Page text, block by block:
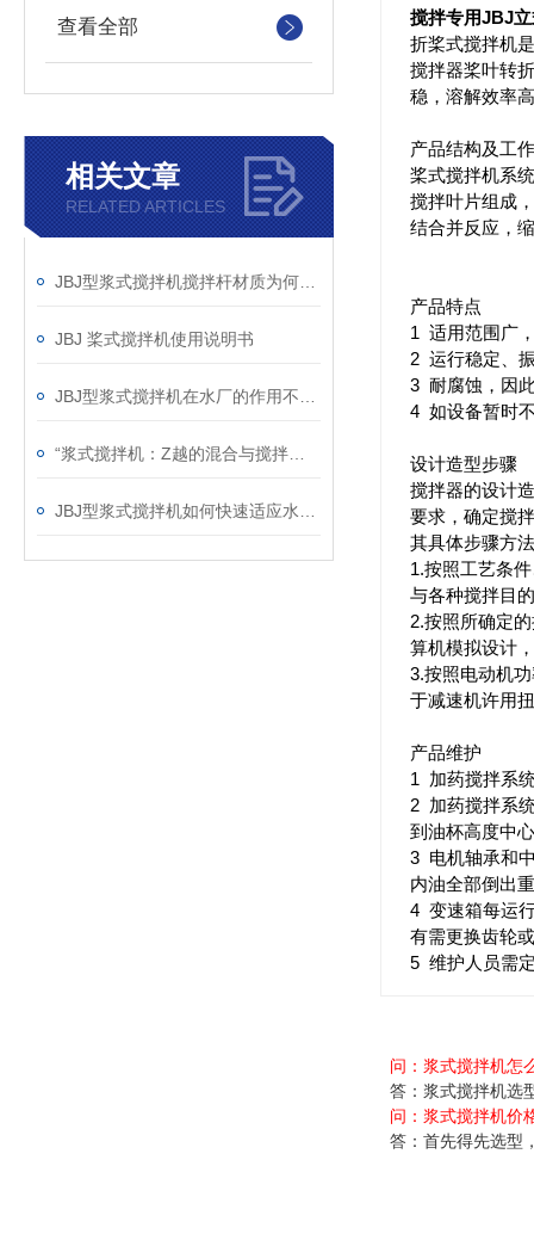
查看全部
相关文章
RELATED ARTICLES
JBJ 桨式搅拌机使用说明书
搅拌专用JBJ
折桨式搅拌机
搅拌器桨叶转
稳，溶解效率
产品结构及工
桨式搅拌机系
搅拌叶片组成
结合并反应，
产品特点
1 适用范围广
2 运行稳定、
3 耐腐蚀，因
4 如设备暂时
设计造型步骤
搅拌器的设计
要求，确定搅
其具体步骤方
1.按照工艺条
与各种搅拌目
2.按照所确定
算机模拟设计
3.按照电动机
于减速机许用
产品维护
1 加药搅拌系
2 加药搅拌系
到油杯高度中
3 电机轴承和
内油全部倒出
4 变速箱每运
有需更换齿轮
5 维护人员需
问：浆式搅拌机怎
答：浆式搅拌机选
问： 浆式搅拌机价
答：首先得先选型